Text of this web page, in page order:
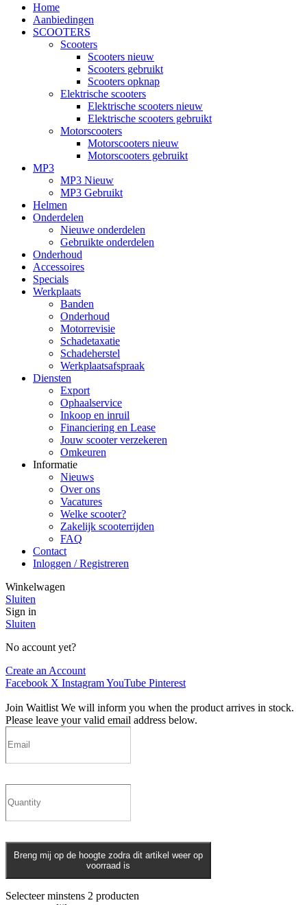
Home
Aanbiedingen
SCOOTERS
Scooters
Scooters nieuw
Scooters gebruikt
Scooters opknap
Elektrische scooters
Elektrische scooters nieuw
Elektrische scooters gebruikt
Motorscooters
Motorscooters nieuw
Motorscooters gebruikt
MP3
MP3 Nieuw
MP3 Gebruikt
Helmen
Onderdelen
Nieuwe onderdelen
Gebruikte onderdelen
Onderhoud
Accessoires
Specials
Werkplaats
Banden
Onderhoud
Motorrevisie
Schadetaxatie
Schadeherstel
Werkplaatsafspraak
Diensten
Export
Ophaalservice
Inkoop en inruil
Financiering en Lease
Jouw scooter verzekeren
Omkeuren
Informatie
Nieuws
Over ons
Vacatures
Welke scooter?
Zakelijk scooterrijden
FAQ
Contact
Inloggen / Registreren
Winkelwagen
Sluiten
Sign in
Sluiten
No account yet?
Create an Account
Facebook X InstagramYouTube Pinterest
Join Waitlist We will inform you when the product arrives in stock.
Please leave your valid email address below.
Breng mij op de hoogte zodra dit artikel weer op
voorraad is
Selecteer minstens 2 producten